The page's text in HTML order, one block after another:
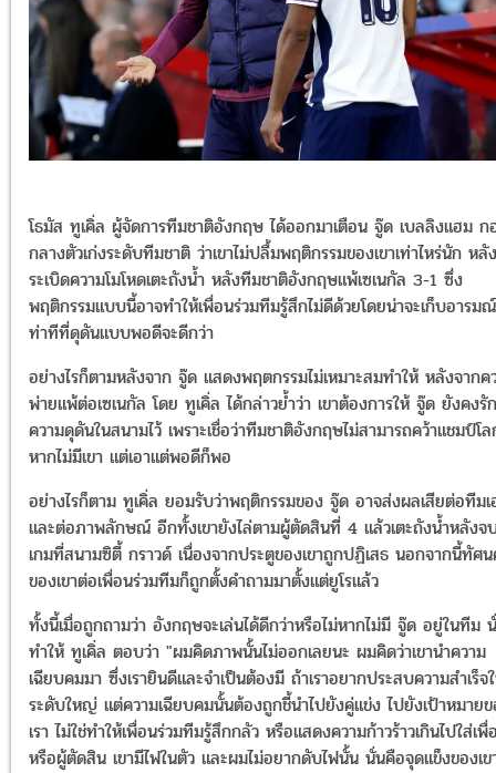
โธมัส ทูเคิ่ล ผู้จัดการทีมชาติอังกฤษ ได้ออกมาเตือน จู๊ด เบลลิงแฮม ก
กลางตัวเก่งระดับทีมชาติ ว่าเขาไม่ปลื้มพฤติกรรมของเขาเท่าไหร่นัก หลัง
ระเบิดความโมโหดเตะถังน้ำ หลังทีมชาติอังกฤษแพ้เซเนกัล 3-1 ซึ่ง
พฤติกรรมแบบนี้อาจทำให้เพื่อนร่วมทีมรู้สึกไม่ดีด้วยโดยน่าจะเก็บอารมณ์
ท่าทีที่ดุดันแบบพอดีจะดีกว่า
อย่างไรก็ตามหลังจาก จู๊ด แสดงพฤตกรรมไม่เหมาะสมทำให้ หลังจากค
พ่ายแพ้ต่อเซเนกัล โดย ทูเคิ่ล ได้กล่าวย้ำว่า เขาต้องการให้ จู๊ด ยังคงรั
ความดุดันในสนามไว้ เพราะเชื่อว่าทีมชาติอังกฤษไม่สามารถคว้าแชมป์โล
หากไม่มีเขา แต่เอาแต่พอดีก็พอ
อย่างไรก็ตาม ทูเคิ่ล ยอมรับว่าพฤติกรรมของ จู๊ด อาจส่งผลเสียต่อทีมเ
และต่อภาพลักษณ์ อีกทั้งเขายังไล่ตามผู้ตัดสินที่ 4 แล้วเตะถังน้ำหลังจ
เกมที่สนามซิตี้ กราวด์ เนื่องจากประตูของเขาถูกปฏิเสธ นอกจากนี้ทัศ
ของเขาต่อเพื่อนร่วมทีมก็ถูกตั้งคำถามมาตั้งแต่ยูโรแล้ว
ทั้งนี้เมื่อถูกถามว่า อังกฤษจะเล่นได้ดีกว่าหรือไม่หากไม่มี จู๊ด อยู่ในทีม
ทำให้ ทูเคิ่ล ตอบว่า "ผมคิดภาพนั้นไม่ออกเลยนะ ผมคิดว่าเขานำความ
เฉียบคมมา ซึ่งเรายินดีและจำเป็นต้องมี ถ้าเราอยากประสบความสำเร็จ
ระดับใหญ่ แต่ความเฉียบคมนั้นต้องถูกชี้นำไปยังคู่แข่ง ไปยังเป้าหมาย
เรา ไม่ใช่ทำให้เพื่อนร่วมทีมรู้สึกกลัว หรือแสดงความก้าวร้าวเกินไปใส่เพื่
หรือผู้ตัดสิน เขามีไฟในตัว และผมไม่อยากดับไฟนั้น นั่นคือจุดแข็งของเข